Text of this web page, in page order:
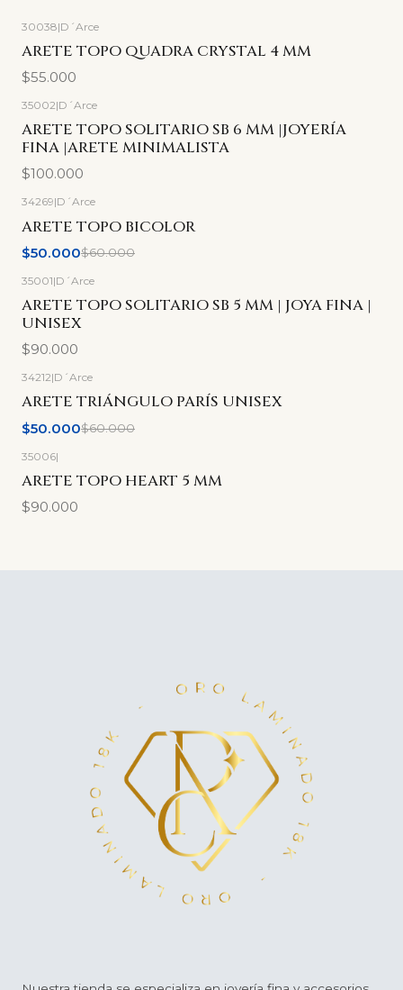
30038|D´Arce
ARETE TOPO QUADRA CRYSTAL 4 MM
$55.000
35002|D´Arce
ARETE TOPO SOLITARIO SB 6 MM |JOYERÍA
FINA |ARETE MINIMALISTA
$100.000
-17% OFF
34269|D´Arce
ARETE TOPO BICOLOR
$50.000$60.000
35001|D´Arce
ARETE TOPO SOLITARIO SB 5 MM | JOYA FINA |
UNISEX
$90.000
-17% OFF
34212|D´Arce
ARETE TRIÁNGULO PARÍS UNISEX
$50.000$60.000
35006|
ARETE TOPO HEART 5 MM
$90.000